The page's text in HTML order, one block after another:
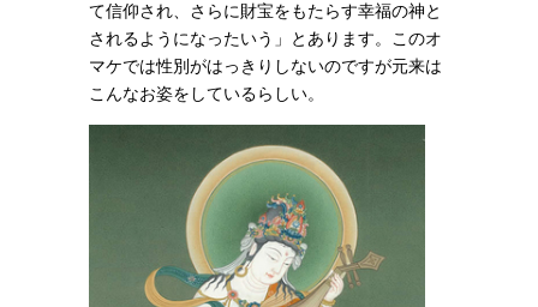
て信仰され、さらに財宝をもたらす幸福の神と
されるようになったいう」とあります。このオ
マケでは性別がはっきりしないのですが元来は
こんなお姿をしているらしい。